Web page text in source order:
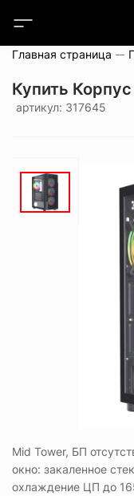
Главная страница
Купить
артикул: 317645
Mid Tower, БП
окно: закаленное
охлаждение ЦП до